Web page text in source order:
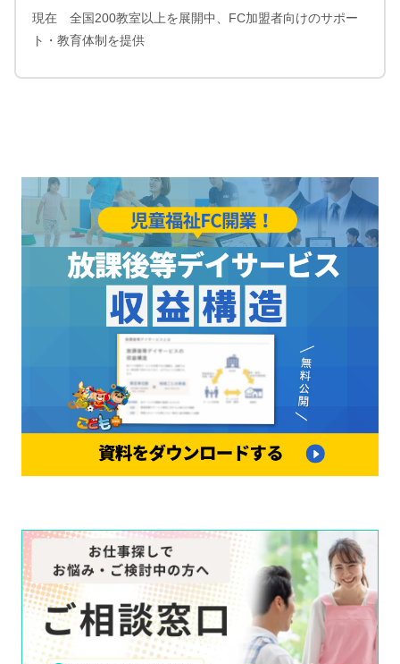
現在 全国200教室以上を展開中、FC加盟者向けのサポー
ト・教育体制を提供